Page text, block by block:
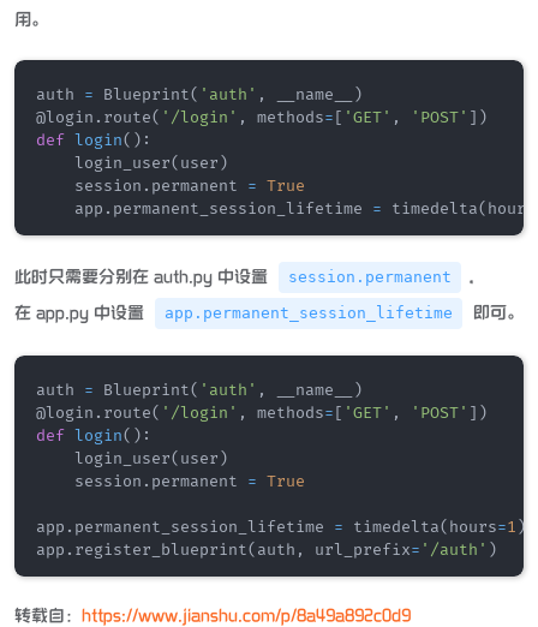
用。
auth = Blueprint( 'auth' , __name__
)
@login . route( '/login' , methods= [ 'GET' , 'POST' ] )
def login( ) :
    login_user
( user )
    session
. permanent = True
    app
. permanent_session_lifetime = timedelta( hours
此时只需要分别在 auth.py 中设置 session.permanent
，
在 app.py 中设置
app.permanent_session_lifetime 即可。
auth = Blueprint( 'auth' , __name__
)
@login . route( '/login' , methods= [ 'GET' , 'POST' ] )
def login( ) :
    login_user
( user )
    session
. permanent = True
app . permanent_session_lifetime = timedelta( hours=1 )
app . register_blueprint( auth , url_prefix= '/auth' )
转载自： https://www.jianshu.com/p/8a49a892c0d9